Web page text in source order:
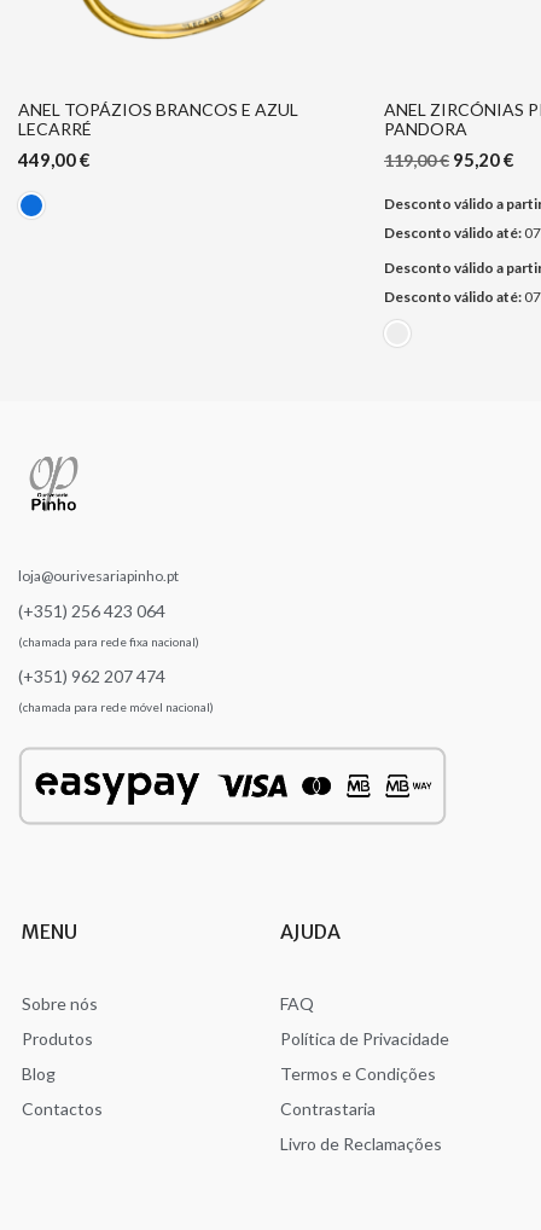
ANEL TOPÁZIOS BRANCOS E AZUL
LECARRÉ
449,00€
ANEL ZIRCÓNIAS
PANDORA
119,00€ 95,20€
Desconto válido a
Desconto válido até:
Desconto válido a
Desconto válido até:
loja@ourivesariapinho.pt
(+351) 256 423 064
(chamada para rede fixa nacional)
(+351) 962 207 474
(chamada para rede móvel nacional)
MENU
Sobre nós
Produtos
Blog
Contactos
AJUDA
FAQ
Política de Privacidade
Termos e Condições
Contrastaria
Livro de Reclamações